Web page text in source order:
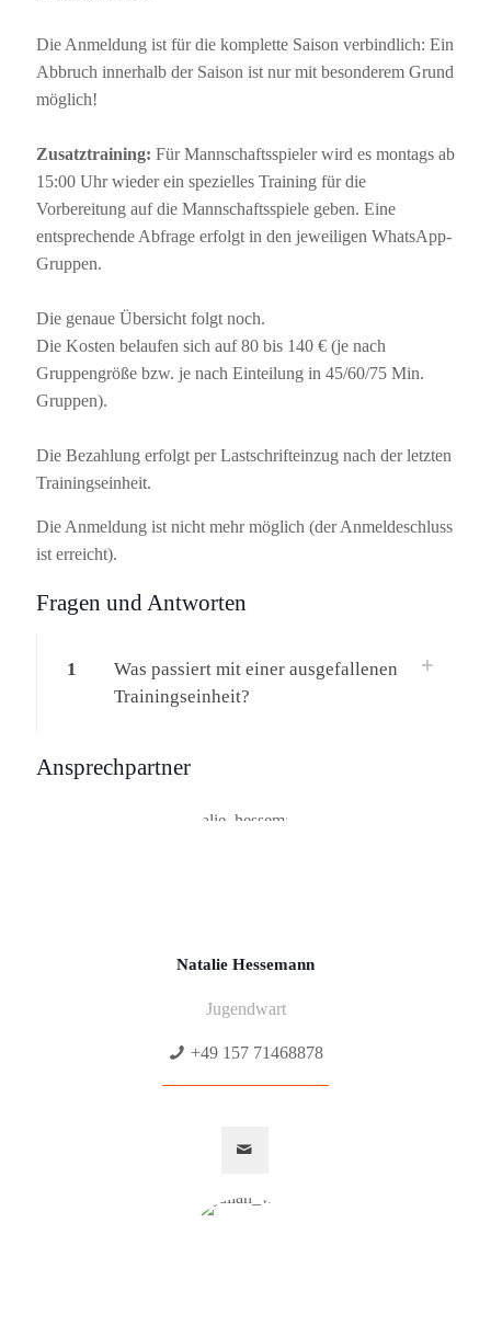
Die Anmeldung ist für die komplette Saison verbindlich: Ein
Abbruch innerhalb der Saison ist nur mit besonderem Grund
möglich!
Zusatztraining: Für Mannschaftsspieler wird es montags ab
15:00 Uhr wieder ein spezielles Training für die
Vorbereitung auf die Mannschaftsspiele geben. Eine
entsprechende Abfrage erfolgt in den jeweiligen WhatsApp-
Gruppen.
Die genaue Übersicht folgt noch.
Die Kosten belaufen sich auf 80 bis 140 € (je nach
Gruppengröße bzw. je nach Einteilung in 45/60/75 Min.
Gruppen).
Die Bezahlung erfolgt per Lastschrifteinzug nach der letzten
Trainingseinheit.
Die Anmeldung ist nicht mehr möglich (der Anmeldeschluss
ist erreicht).
Fragen und Antworten
1
Was passiert mit einer ausgefallenen
Trainingseinheit?
Ansprechpartner
Natalie Hessemann
Jugendwart
+49 157 71468878